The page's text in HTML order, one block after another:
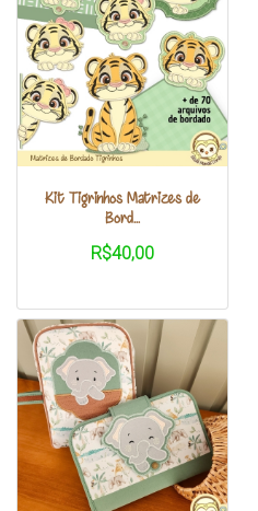
Kit Tigrinhos Matrizes de
Bord...
R$40,00